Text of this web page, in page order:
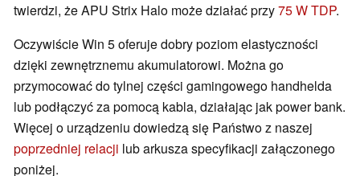
twierdzi, że APU Strix Halo może działać przy75 W TDP.
Oczywiście Win 5 oferuje dobry poziom elastyczności
dzięki zewnętrznemu akumulatorowi. Można go
przymocować do tylnej części gamingowego handhelda
lub podłączyć za pomocą kabla, działając jak power bank.
Więcej o urządzeniu dowiedzą się Państwo z naszej
poprzedniej relacji lub arkusza specyfikacji załączonego
poniżej.